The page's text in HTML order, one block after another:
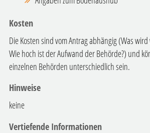
Kosten
Die Kosten sind vom Antrag abhängig (Was
Wie hoch ist der Aufwand der Behörde?) und
einzelnen Behörden unterschiedlich sein.
Hinweise
keine
Vertiefende Informationen